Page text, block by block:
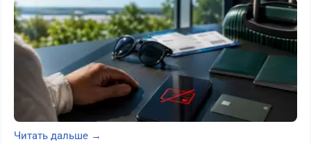
Читать дальше →